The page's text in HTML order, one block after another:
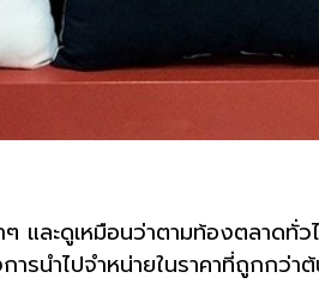
และดูเหมือนว่าตามท้องตลาดทั่ว
นำไปจำหน่ายในราคาที่ถูกกว่า